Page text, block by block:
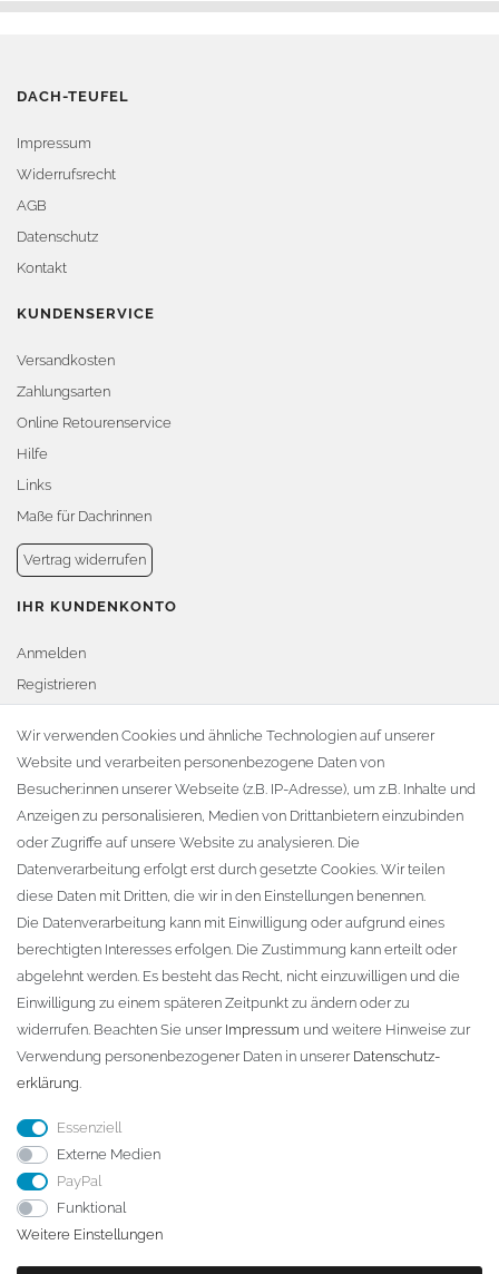
DACH-TEUFEL
Impressum
Widerrufsrecht
AGB
Datenschutz
Kontakt
KUNDENSERVICE
Versandkosten
Zahlungsarten
Online Retourenservice
Hilfe
Links
Maße für Dachrinnen
Vertrag widerrufen
IHR KUNDENKONTO
Anmelden
Registrieren
Warenkorb
Zur Kasse
KONTAKT
Fa. Steffen Jost
Söbrigener Weg 50
D-01796 Pirna
Telefon:+49 (0)3501 507295
info@dach-teufel.de
Wir verwenden Cookies und ähnliche Technologien auf unserer
Website und verarbeiten personenbezogene Daten von
Besucher:innen unserer Webseite (z.B. IP-Adresse), um z.B. Inhalte und
Anzeigen zu personalisieren, Medien von Drittanbietern einzubinden
oder Zugriffe auf unsere Website zu analysieren. Die
Datenverarbeitung erfolgt erst durch gesetzte Cookies. Wir teilen
diese Daten mit Dritten, die wir in den Einstellungen benennen.
Die Datenverarbeitung kann mit Einwilligung oder aufgrund eines
berechtigten Interesses erfolgen. Die Zustimmung kann erteilt oder
abgelehnt werden. Es besteht das Recht, nicht einzuwilligen und die
Einwilligung zu einem späteren Zeitpunkt zu ändern oder zu
widerrufen. Beachten Sie unser Impressum und weitere Hinweise zur
Verwendung personenbezogener Daten in unserer Daten­schutz­
erklärung.
Essenziell
Externe Medien
PayPal
Funktional
Weitere Einstellungen